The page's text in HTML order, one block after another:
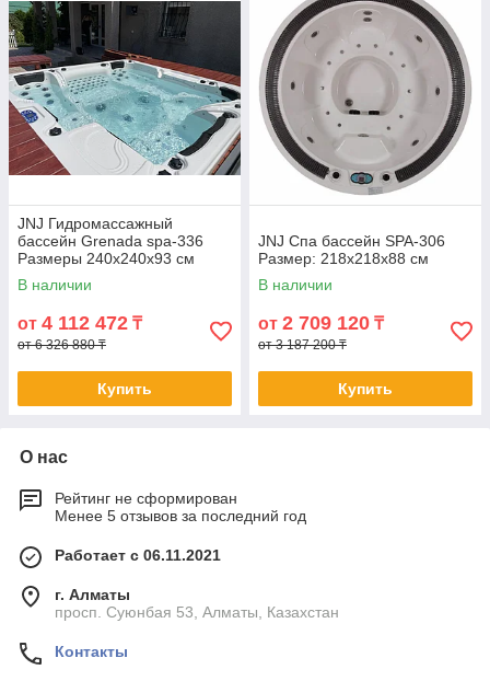
JNJ Гидромассажный
бассейн Grenada spa-336
Размеры 240x240x93 см
В наличии
от 4 112 472 ₸
от 6 326 880 ₸
Купить
JNJ Спа бассейн SPA-306
Размер: 218x218x88 см
В наличии
от 2 709 120 ₸
от 3 187 200 ₸
Купить
О нас
Рейтинг не сформирован
Менее 5 отзывов за последний год
Работает с 06.11.2021
г. Алматы
просп. Суюнбая 53, Алматы, Казахстан
Контакты